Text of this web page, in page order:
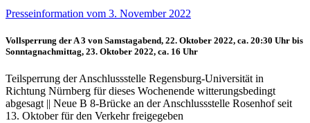
Presseinformation vom 3. November 2022
Vollsperrung der A 3 von Samstagabend, 22. Oktober 2022, ca. 20:30 Uhr bis
Sonntagnachmittag, 23. Oktober 2022, ca. 16 Uhr
Teilsperrung der Anschlussstelle Regensburg-Universität in
Richtung Nürnberg für dieses Wochenende witterungsbedingt
abgesagt || Neue B 8-Brücke an der Anschlussstelle Rosenhof seit
13. Oktober für den Verkehr freigegeben